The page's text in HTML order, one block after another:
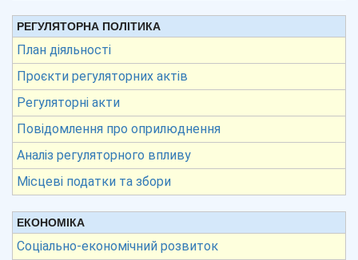
РЕГУЛЯТОРНА ПОЛІТИКА
План діяльності
Проєкти регуляторних актів
Регуляторні акти
Повідомлення про оприлюднення
Аналіз регуляторного впливу
Місцеві податки та збори
ЕКОНОМІКА
Соціально-економічний розвиток